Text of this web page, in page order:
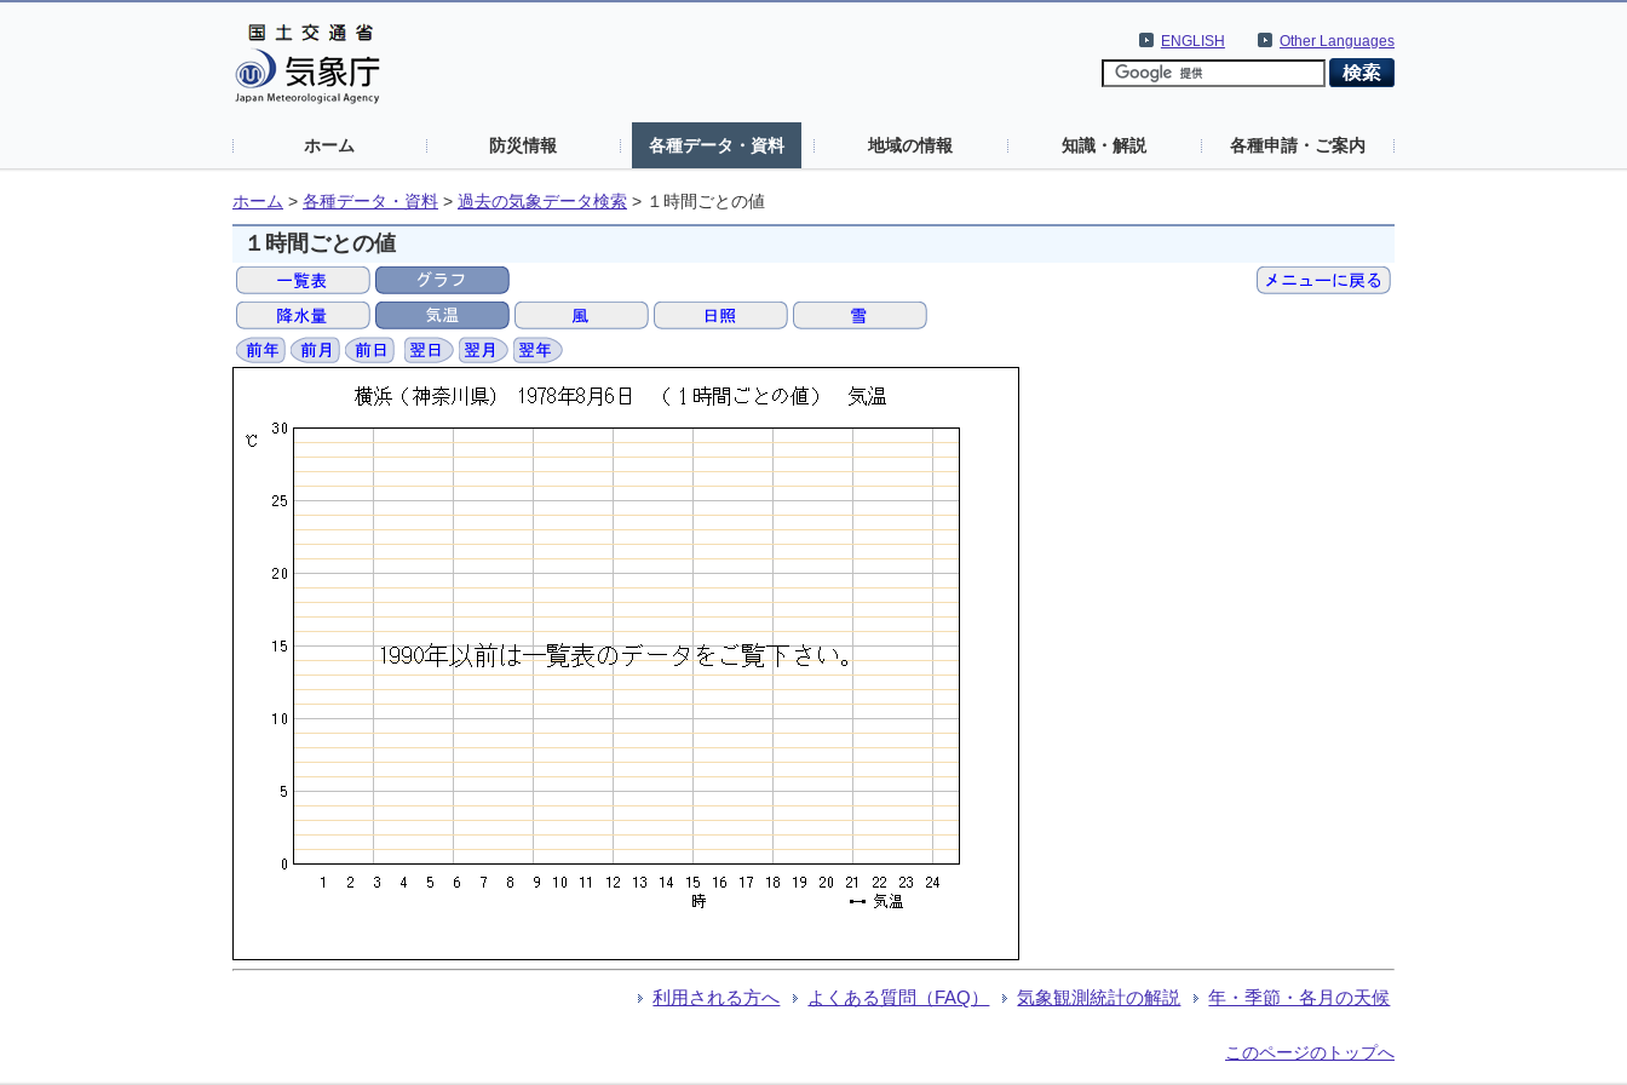
Other Languages
ENGLISH
ホーム 防災情報 各種データ・資料 地域の情報 知識・解説 各種申請・ご案内
ホーム > 各種データ・資料 > 過去の気象データ検索 > １時間ごとの値
１時間ごとの値
利用される方へ よくある質問（FAQ） 気象観測統計の解説 年・季節・各月の天候
このページのトップへ